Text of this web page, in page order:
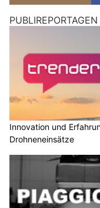
PUBLIREPORTAGEN
Innovation und
Drohneneinsätze